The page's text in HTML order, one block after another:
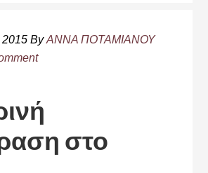
2015 ByΑΝΝΑ ΠΟΤΑΜΙΑΝΟΥ
στο